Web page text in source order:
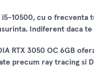
10500, cu o frecventa
Indiferent daca
RTX 3050 OC 6GB
precum ray tracing si